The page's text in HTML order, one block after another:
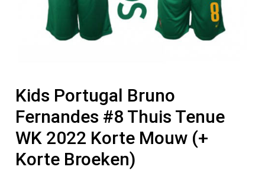
Kids Portugal Bruno
Fernandes #8 Thuis Tenue
WK 2022 Korte Mouw (+
Korte Broeken)